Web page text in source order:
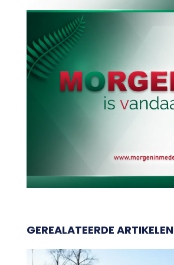
GEREALATEERDE ARTIKELEN